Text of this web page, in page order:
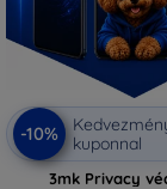
-10%
kuponnal
3mk Privacy